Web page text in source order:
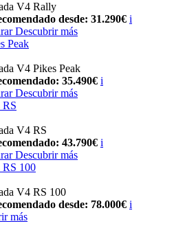
V4 Rally
desde: 31.290€ i
Descubrir más
Peak
V4 Pikes Peak
35.490€ i
Descubrir más
V4 RS
43.790€ i
Descubrir más
100
V4 RS 100
desde: 78.000€ i
más